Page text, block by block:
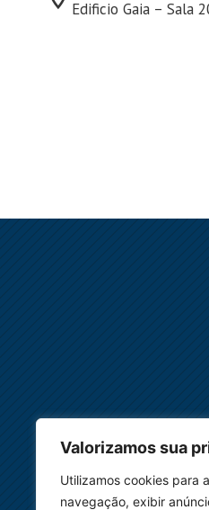
Valorizamos sua
Utilizamos cookies para
navegação, exibir
Edificio Gaia – Sala